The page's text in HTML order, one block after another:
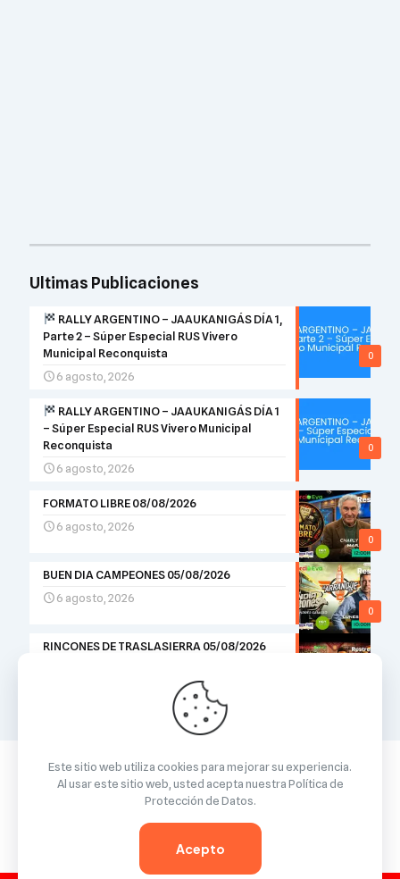
Ultimas Publicaciones
0
RALLY ARGENTINO – JAAUKANIGÁS DÍA 1,
Parte 2 – Súper Especial RUS Vivero
Municipal Reconquista
6 agosto, 2026
0
RALLY ARGENTINO – JAAUKANIGÁS DÍA 1
– Súper Especial RUS Vivero Municipal
Reconquista
6 agosto, 2026
0
FORMATO LIBRE 08/08/2026
6 agosto, 2026
0
BUEN DIA CAMPEONES 05/08/2026
6 agosto, 2026
RINCONES DE TRASLASIERRA 05/08/2026
Powered by
WordPress
Este sitio web utiliza cookies para mejorar su experiencia.
Al usar este sitio web, usted acepta nuestraPolítica de
Protección de Datos.
Acepto